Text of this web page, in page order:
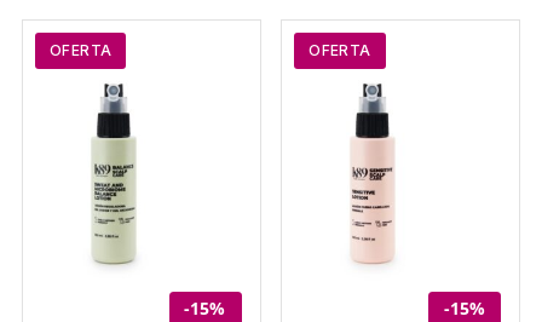
desde
17,97€
OFERTA
-15%
OFERTA
-15%